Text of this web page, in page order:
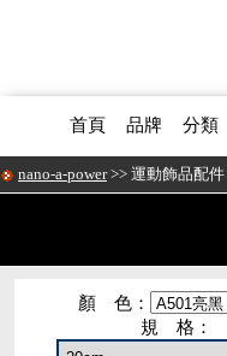
首頁 品牌 分類
nano-a-power>> 運動飾品配件
顏 色：
規 格：